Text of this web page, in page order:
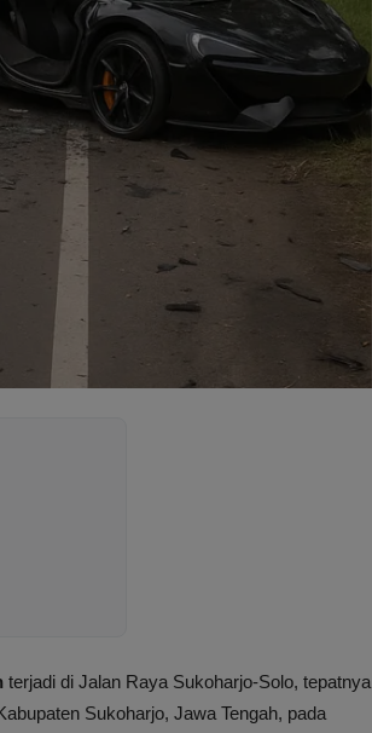
terjadi di Jalan Raya Sukoharjo-Solo, tepatnya
Sukoharjo, Jawa Tengah, pada